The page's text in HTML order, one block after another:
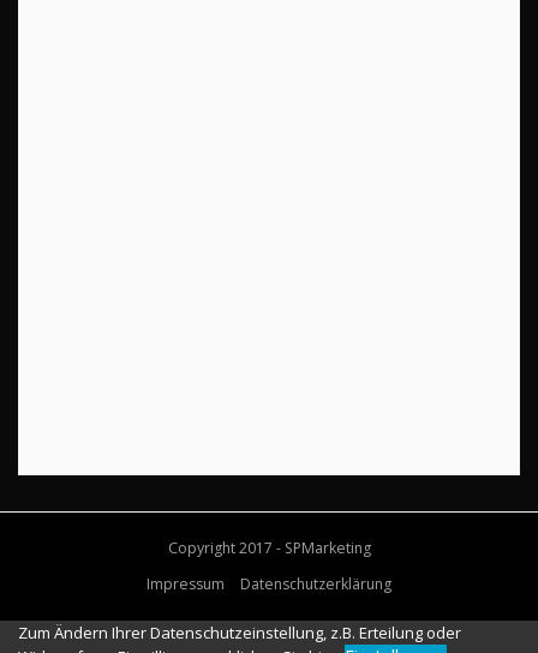
Copyright 2017 - SPMarketing
Impressum
Datenschutzerklärung
Zum Ändern Ihrer Datenschutzeinstellung, z.B. Erteilung oder